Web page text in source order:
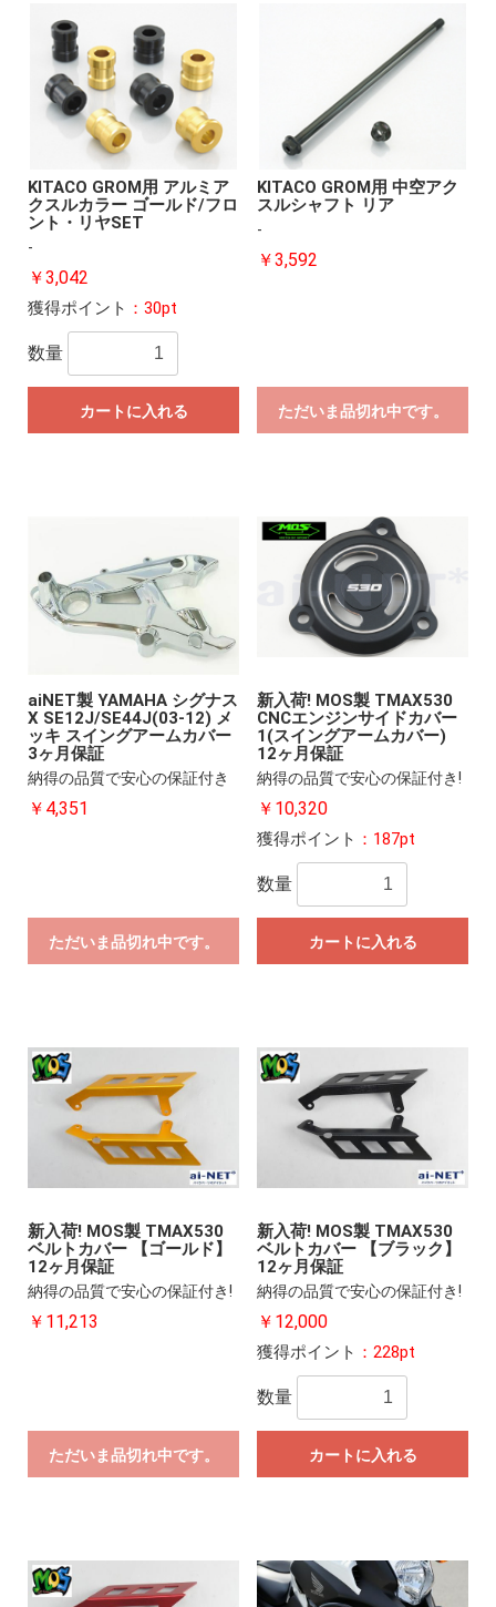
KITACO GROM用 アルミア
クスルカラー ゴールド/フロ
ント・リヤSET
-
￥3,042
獲得ポイント ：30pt
数量
カートに入れる
KITACO GROM用 中空アク
スルシャフト リア
-
￥3,592
ただいま品切れ中です。
aiNET製 YAMAHA シグナス
X SE12J/SE44J(03-12) メ
ッキ スイングアームカバー
3ヶ月保証
納得の品質で安心の保証付き
￥4,351
ただいま品切れ中です。
新入荷! MOS製 TMAX530
CNCエンジンサイドカバー
1(スイングアームカバー)
12ヶ月保証
納得の品質で安心の保証付き!
￥10,320
獲得ポイント ：187pt
数量
カートに入れる
新入荷! MOS製 TMAX530
ベルトカバー 【ゴールド】
12ヶ月保証
納得の品質で安心の保証付き!
￥11,213
ただいま品切れ中です。
新入荷! MOS製 TMAX530
ベルトカバー 【ブラック】
12ヶ月保証
納得の品質で安心の保証付き!
￥12,000
獲得ポイント ：228pt
数量
カートに入れる